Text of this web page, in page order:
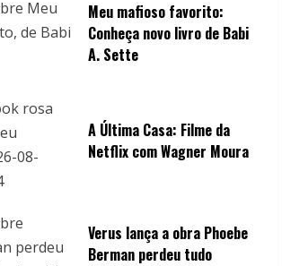
Meu mafioso favorito:
Conheça novo livro de Babi
A. Sette
A Última Casa: Filme da
Netflix com Wagner Moura
Verus lança a obra Phoebe
Berman perdeu tudo